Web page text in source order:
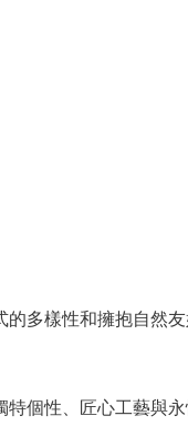
多樣性和擁抱自然
個性、匠心工藝與